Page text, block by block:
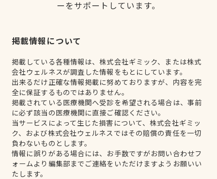
ーをサポートしています。
掲載情報について
掲載している各種情報は、株式会社ギミック、または株式
会社ウェルネスが調査した情報をもとにしています。
出来るだけ正確な情報掲載に努めておりますが、内容を完
全に保証するものではありません。
掲載されている医療機関へ受診を希望される場合は、事前
に必ず該当の医療機関に直接ご確認ください。
当サービスによって生じた損害について、株式会社ギミッ
ク、および株式会社ウェルネスではその賠償の責任を一切
負わないものとします。
情報に誤りがある場合には、お手数ですがお問い合わせフ
ォームより編集部までご連絡をいただけますようお願いい
たします。